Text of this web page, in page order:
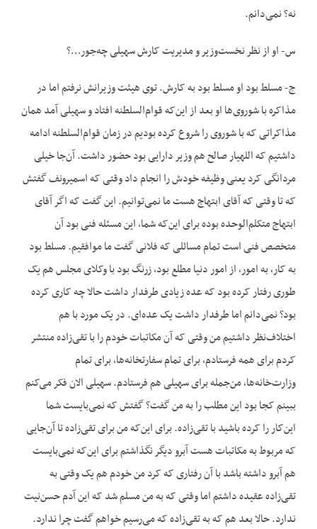
نه؟ نمی‌دانم.
س- او از نظر نخست‌وزیر و مدیریت کارش سهیلی چه‌جور…؟
ج- مسلط بود او مسلط بود به کارش. توی هیئت وزیرانش نرفتم اما در
مذاکره با شوروی‌ها او بعد از این‌که قوام‌السلطنه افتاد و سهیلی آمد همان
مذاکراتی که با شوروی را شروع کرده بودیم در زمان قوام‌السلطنه ادامه
داشتیم که اللهیار صالح هم وزیر دارایی بود حضور داشت. آن‌جا خیلی
مردانگی کرد یعنی وظیفه خودش را انجام داد وقتی که اسمیرونف گفتش
که تا وقتی که آقای ابتهاج هست ما نمی‌توانیم. این گفت که اگر آقای
ابتهاج متکلم‌الوحده بوده برای این‌که شما، این مسئله فنی بود آن
متخصص فنی است تمام مسائلی که فلانی گفت ما موافقیم. مسلط بود
به کار، به امور، از امور دنیا مطلع بود، زرنگ بود با وکلای مجلس هم یک
طوری رفتار کرده بود که عده زیادی طرفدار داشت حالا چه کاری کرده
بود؟ نمی‌دانم اما طرفدار داشت یک عده‌ای. در یک مورد با هم
اختلاف‌نظر داشتیم من وقتی که آن مکاتبات خودم را با تقی‌زاده منتشر
کردم برای همه فرستادم، برای تمام سفارتخانه‌ها، برای تمام
وزارت‌خانه‌ها، من‌جمله برای سهیلی هم فرستادم. سهیلی الان فکر می‌کنم
ببینم کجا بود این مطلب را به من گفت؟ گفتش که نمی‌بایست شما
این‌کار را کرده باشید با تقی‌زاده. برای این‌که من برای تقی‌زاده تا آن‌جایی
که مربوط به مکاتبات هست آبرو دیگر نگذاشتم برای این‌که نمی‌بایست
هم آبرو داشته باشد با آن رفتاری که کرد من خودم هم یک وقتی به
تقی‌زاده عقیده داشتم اما وقتی که به من مسلم شد که این آدم حسن‌نیت
ندارد. حالا بعد هم که به تقی‌زاده که می‌رسیم خواهم گفت چرا ندارد.